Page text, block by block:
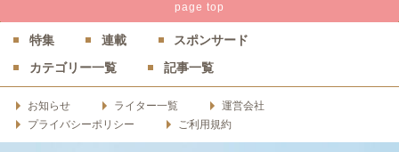
page top
特集 連載
スポンサード
カテゴリー一覧
記事一覧
お知らせ ライター一覧
運営会社
プライバシーポリシー
ご利用規約